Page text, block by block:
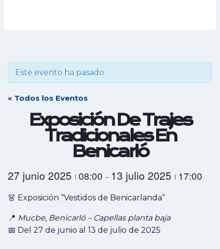
Este evento ha pasado.
« Todos los Eventos
Exposición De Trajes
Tradicionales En
Benicarló
27 junio 2025 I 08:00 – 13 julio 2025 I 17:00
👗 Exposición “Vestidos de Benicarlanda”
📍 Mucbe, Benicarló – Capellas planta baja
📅 Del 27 de junio al 13 de julio de 2025